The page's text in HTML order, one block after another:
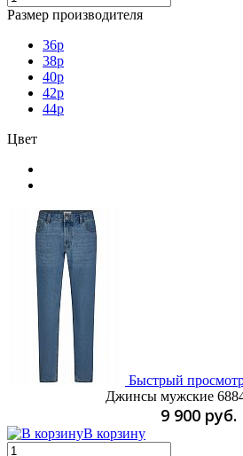
Размер производителя
36p
38p
40p
42p
44p
Цвет
Быстрый
Джинсы мужские
9 900 руб.
В корзину